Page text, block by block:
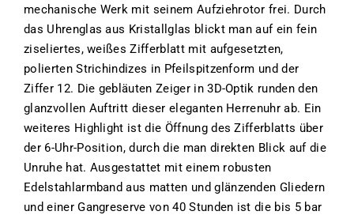
mechanische Werk mit seinem Aufziehrotor frei. Durch
das Uhrenglas aus Kristallglas blickt man auf ein fein
ziseliertes, weißes Zifferblatt mit aufgesetzten,
polierten Strichindizes in Pfeilspitzenform und der
Ziffer 12. Die gebläuten Zeiger in 3D-Optik runden den
glanzvollen Auftritt dieser eleganten Herrenuhr ab. Ein
weiteres Highlight ist die Öffnung des Zifferblatts über
der 6-Uhr-Position, durch die man direkten Blick auf die
Unruhe hat. Ausgestattet mit einem robusten
Edelstahlarmband aus matten und glänzenden Gliedern
und einer Gangreserve von 40 Stunden ist die bis 5 bar